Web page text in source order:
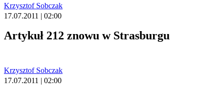
Krzysztof Sobczak
17.07.2011 | 02:00
Artykuł 212 znowu w Strasburgu
Krzysztof Sobczak
17.07.2011 | 02:00